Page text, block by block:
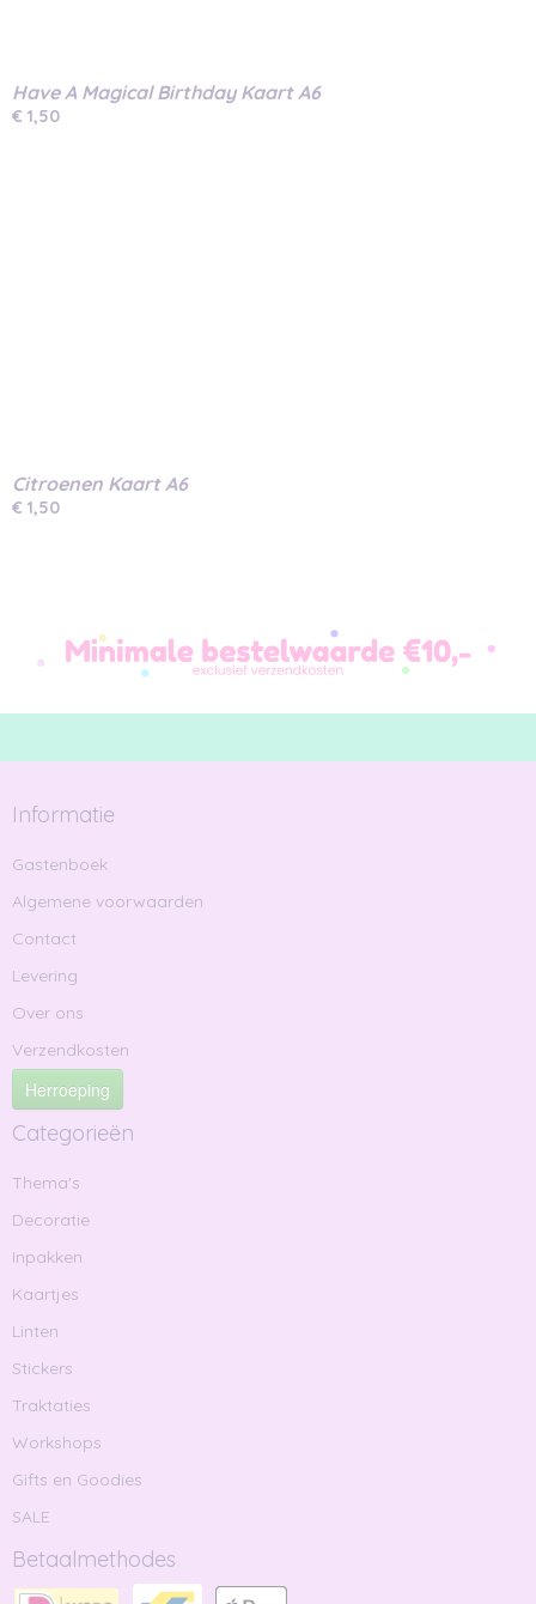
Have A Magical Birthday Kaart A6
€ 1,50
Citroenen Kaart A6
€ 1,50
Informatie
Gastenboek
Algemene voorwaarden
Contact
Levering
Over ons
Verzendkosten
Herroeping
Categorieën
Thema's
Decoratie
Inpakken
Kaartjes
Linten
Stickers
Traktaties
Workshops
Gifts en Goodies
SALE
Betaalmethodes